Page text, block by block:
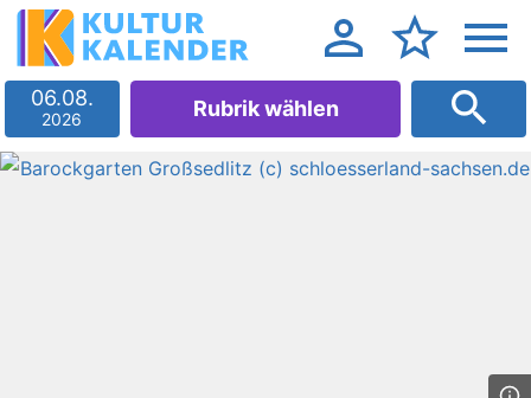
06.08.
2026 Rubrik wählen